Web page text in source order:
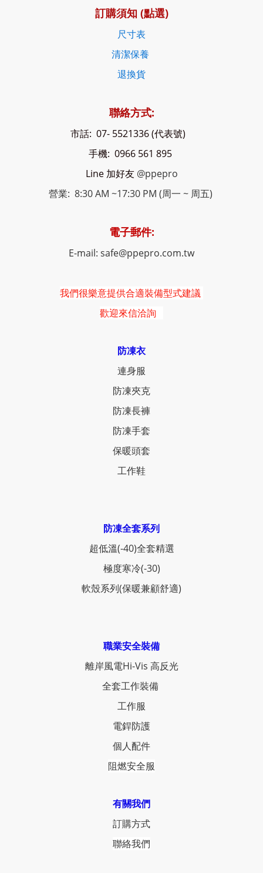
訂購須知 (點選)
尺寸表
清潔保養
退換貨
聯絡方式:
市話: 07- 5521336 (代表號)
手機: 0966 561 895
Line 加好友 @ppepro
營業: 8:30 AM ~17:30 PM (周一 ~ 周五)
電子郵件:
E-mail: safe@ppepro.com.tw
我們很樂意提供合適裝備型式建議
歡迎來信洽詢
防凍衣
連身服
防凍夾克
防凍長褲
防凍手套
保暖頭套
工作鞋
防凍全套系列
超低溫(-40)全套精選
極度寒冷(-30)
軟殼系列(保暖兼顧舒適)
職業安全裝備
離岸風電Hi-Vis 高反光
全套工作裝備
工作服
電銲防護
個人配件
阻燃安全服
有關我們
訂購方式
聯絡我們